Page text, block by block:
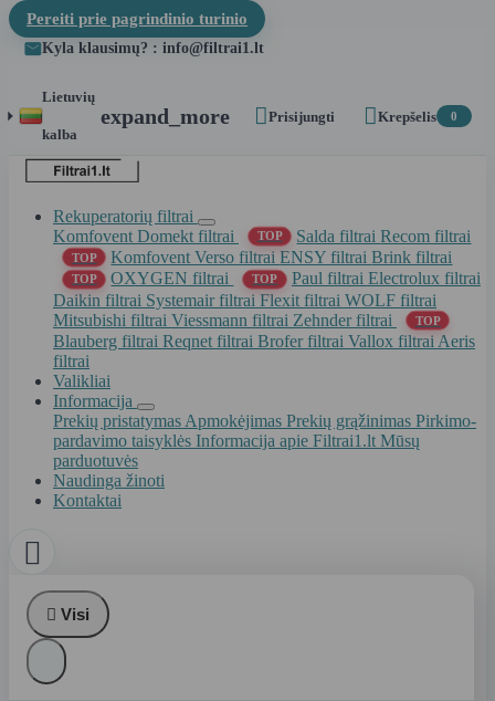
Pereiti prie pagrindinio turinio
Kyla klausimų? : info@filtrai1.lt
Lietuvių
kalba
expand_more Prisijungti Krepšelis 0
Rekuperatorių filtrai
Komfovent Domekt filtrai
TOP Salda filtraiRecom filtrai
TOP Komfovent Verso filtraiENSY filtraiBrink filtrai
TOP OXYGEN filtrai TOP Paul filtrai Electrolux filtrai
Daikin filtrai Systemair filtrai Flexit filtrai WOLF filtrai
Mitsubishi filtrai Viessmann filtrai Zehnder filtrai TOP
Blauberg filtrai Reqnet filtrai Brofer filtrai Vallox filtrai Aeris
filtrai
Valikliai
Informacija
Prekių pristatymas Apmokėjimas Prekių grąžinimas Pirkimo-
pardavimo taisyklės Informacija apie Filtrai1.lt Mūsų
parduotuvės
Naudinga žinoti
Kontaktai

 Visi